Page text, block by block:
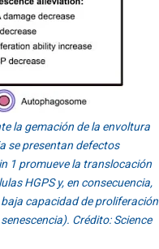
la gemación de la envoltura
se presentan defectos
1 promueve la translocación
HGPS y, en consecuencia,
capacidad de proliferación
Crédito: Science